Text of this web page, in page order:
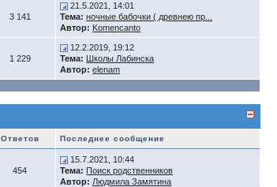
3 141
21.5.2021, 14:01
Тема: ночные бабочки ( древнею пр...
Автор: Komencanto
1 229
12.2.2019, 19:12
Тема: Школы Лабинска
Автор: elenam
Ответов Последнее сообщение
454
15.7.2021, 10:44
Тема: Поиск родственников
Автор: Людмила Замятина